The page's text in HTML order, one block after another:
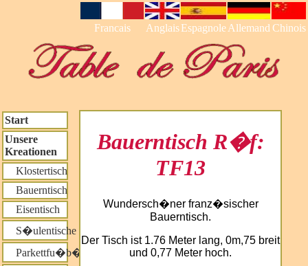
Francais Anglais EspagnoleAllemand Chinois
Start
Unsere
Kreationen
Klostertisch
Bauerntisch
Eisentisch
S�ulentische
Parkettfu�b�den
Bauerntisch R�f:
TF13
Wundersch�ner franz�sischer
Bauerntisch.
Der Tisch ist 1.76 Meter lang, 0m,75 breit
und 0,77 Meter hoch.